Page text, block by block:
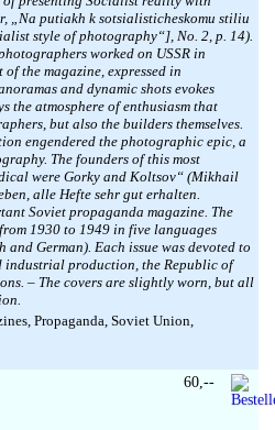
„Na putiakh k sotsialisticheskomu stiliu
style of photography“], No. 2, p. 14).
worked on USSR in
the magazine, expressed in
and dynamic shots evokes
the atmosphere of enthusiasm that
but also the builders themselves.
engendered the photographic epic, a
The founders of this most
were Gorky and Koltsov“ (Mikhail
alle Hefte sehr gut erhalten.
Soviet propaganda magazine. The
1930 to 1949 in five languages
and German). Each issue was devoted to
industrial production, the Republic of
– The covers are slightly worn, but all
Propaganda, Soviet Union,
60,--